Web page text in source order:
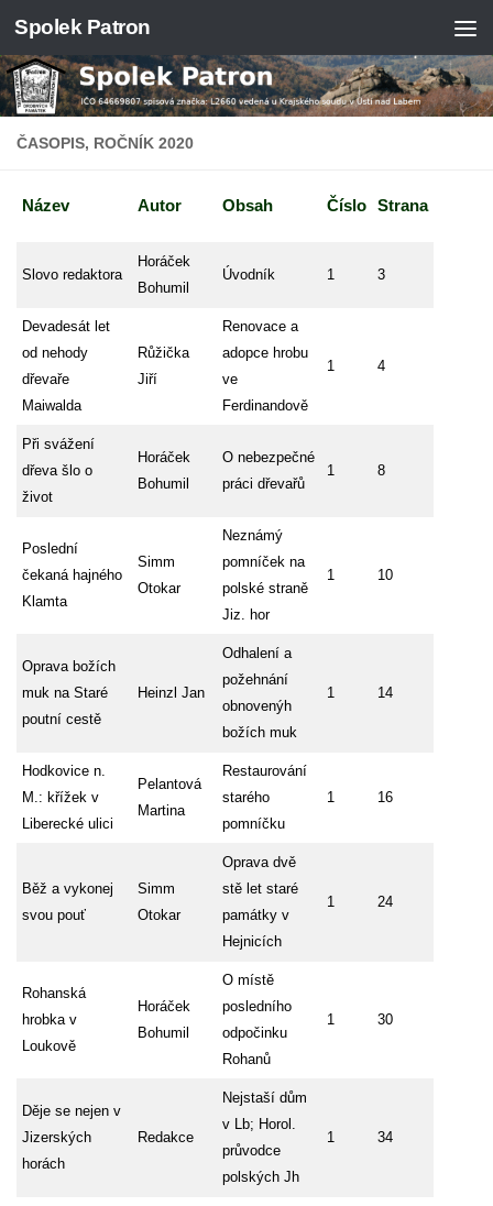
Skip to content
Spolek Patron
ČASOPIS, ROČNÍK 2020
Název Autor Obsah Číslo Strana
Slovo redaktora
Horáček
Bohumil
Úvodník 1 3
Devadesát let
od nehody
dřevaře
Maiwalda
Růžička
Jiří
Renovace a
adopce hrobu
ve
Ferdinandově
1 4
Při svážení
dřeva šlo o
život
Horáček
Bohumil
O nebezpečné
práci dřevařů
1 8
Poslední
čekaná hajného
Klamta
Simm
Otokar
Neznámý
pomníček na
polské straně
Jiz. hor
1 10
Oprava božích
muk na Staré
poutní cestě
Heinzl Jan
Odhalení a
požehnání
obnovenýh
božích muk
1 14
Hodkovice n.
M.: křížek v
Liberecké ulici
Pelantová
Martina
Restaurování
starého
pomníčku
1 16
Běž a vykonej
svou pouť
Simm
Otokar
Oprava dvě
stě let staré
památky v
Hejnicích
1 24
Rohanská
hrobka v
Loukově
Horáček
Bohumil
O místě
posledního
odpočinku
Rohanů
1 30
Děje se nejen v
Jizerských
horách
Redakce
Nejstaší dům
v Lb; Horol.
průvodce
polských Jh
1 34